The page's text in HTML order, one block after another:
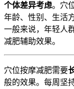
个体差异考虑。穴
年龄、性别、生活
一般来说，年轻人
减肥辅助效果。
穴位按摩减肥需要
般的效果。每周坚